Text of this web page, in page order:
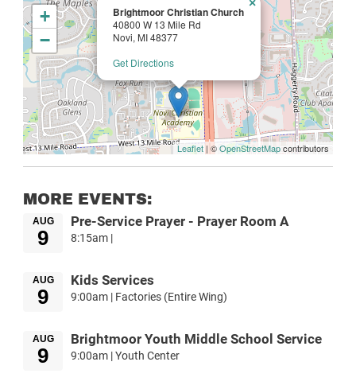
Brightmoor Christian Church
40800 W 13 Mile Rd
Novi, MI 48377
Get Directions
×
+
−
Leaflet| ©OpenStreetMapcontributors
MORE EVENTS:
AUG
9
Pre-Service Prayer - Prayer Room A
8:15am |
AUG
9
Kids Services
9:00am | Factories (Entire Wing)
AUG
9
Brightmoor Youth Middle School Service
9:00am | Youth Center